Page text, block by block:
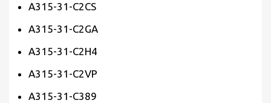
A315-31-C2CS
A315-31-C2GA
A315-31-C2H4
A315-31-C2VP
A315-31-C389